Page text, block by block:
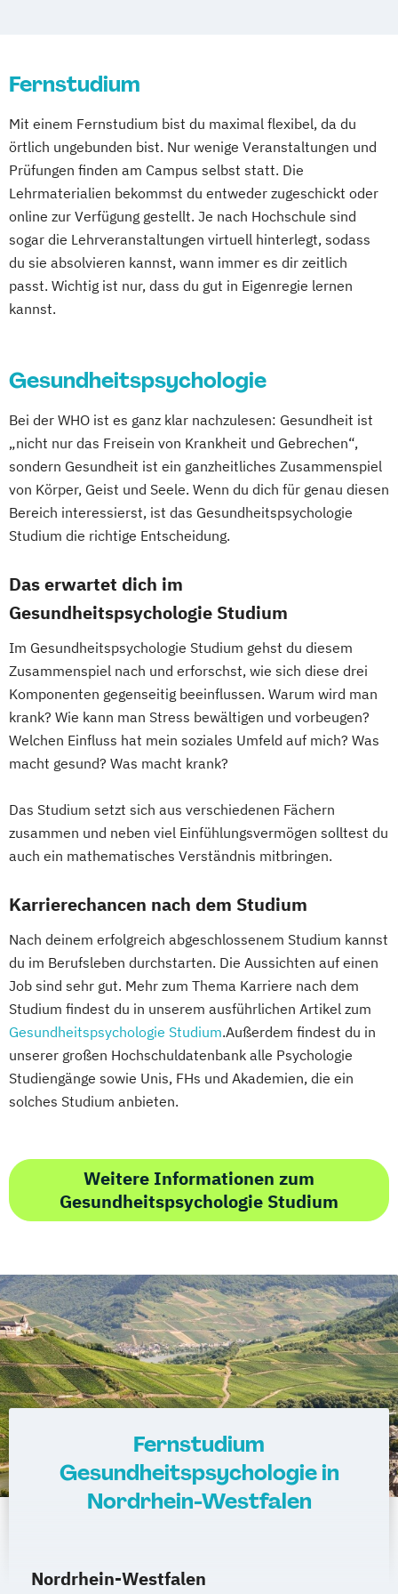
Psychologie mit Schwerpunkt Arbeits-
Psychologie mit Schwerpunkt
Gesundheitspsychologie
Psychologie mit Schwerpunkt Klinische
Psychologie und Psychologische Beratung
Psychologie mit Schwerpunkt
Psychologische Diagnostik und Evaluation
Fernstudium
Mit einem Fernstudium bist du maximal flexibel, da du
örtlich ungebunden bist. Nur wenige Veranstaltungen und
Prüfungen finden am Campus selbst statt. Die
Lehrmaterialien bekommst du entweder zugeschickt oder
online zur Verfügung gestellt. Je nach Hochschule sind
sogar die Lehrveranstaltungen virtuell hinterlegt, sodass
du sie absolvieren kannst, wann immer es dir zeitlich
passt. Wichtig ist nur, dass du gut in Eigenregie lernen
kannst.
Gesundheitspsychologie
Bei der WHO ist es ganz klar nachzulesen: Gesundheit ist
„nicht nur das Freisein von Krankheit und Gebrechen“,
sondern Gesundheit ist ein ganzheitliches Zusammenspiel
von Körper, Geist und Seele. Wenn du dich für genau diesen
Bereich interessierst, ist das Gesundheitspsychologie
Studium die richtige Entscheidung.
Das erwartet dich im
Gesundheitspsychologie Studium
Im Gesundheitspsychologie Studium gehst du diesem
Zusammenspiel nach und erforschst, wie sich diese drei
Komponenten gegenseitig beeinflussen. Warum wird man
krank? Wie kann man Stress bewältigen und vorbeugen?
Welchen Einfluss hat mein soziales Umfeld auf mich? Was
macht gesund? Was macht krank?
Das Studium setzt sich aus verschiedenen Fächern
zusammen und neben viel Einfühlungsvermögen solltest du
auch ein mathematisches Verständnis mitbringen.
Karrierechancen nach dem Studium
Nach deinem erfolgreich abgeschlossenem Studium kannst
du im Berufsleben durchstarten. Die Aussichten auf einen
Job sind sehr gut. Mehr zum Thema Karriere nach dem
Studium findest du in unserem ausführlichen Artikel zum
Gesundheitspsychologie Studium.Außerdem findest du in
unserer großen Hochschuldatenbank alle Psychologie
Studiengänge sowie Unis, FHs und Akademien, die ein
solches Studium anbieten.
Weitere Informationen zum
Gesundheitspsychologie Studium
Fernstudium
Gesundheitspsychologie in
Nordrhein-Westfalen
Nordrhein-Westfalen